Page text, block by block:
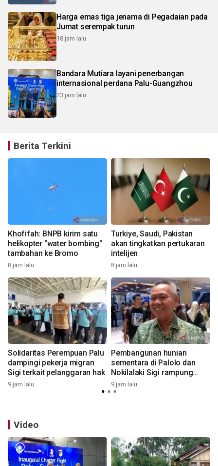
Harga emas tiga jenama di Pegadaian pada
Jumat serempak turun
18 jam lalu
Bandara Mutiara layani penerbangan
internasional perdana Palu-Guangzhou
23 jam lalu
Berita Terkini
Khofifah: BNPB kirim satu
helikopter "water bombing"
tambahan ke Bromo
8 jam lalu
Turkiye, Saudi, Pakistan
akan tingkatkan pertukaran
intelijen
8 jam lalu
Solidaritas Perempuan Palu
dampingi pekerja migran
Sigi terkait pelanggaran hak
9 jam lalu
Pembangunan hunian
sementara di Palolo dan
Nokilalaki Sigi rampung
September
9 jam lalu
Video